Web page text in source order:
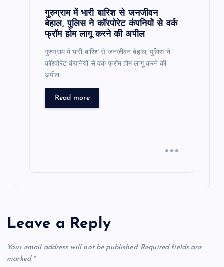
गुरुग्राम में भारी बारिश से जनजीवन
बेहाल, पुलिस ने कॉरपोरेट कंपनियों से वर्क
फ्रॉम होम लागू करने की अपील
गुरुग्राम में भारी बारिश से जनजीवन बेहाल, पुलिस ने
कॉरपोरेट कंपनियों से वर्क फ्रॉम होम लागू करने की
अपील
Read more
Leave a Reply
Your email address will not be published. Required fields are
marked *